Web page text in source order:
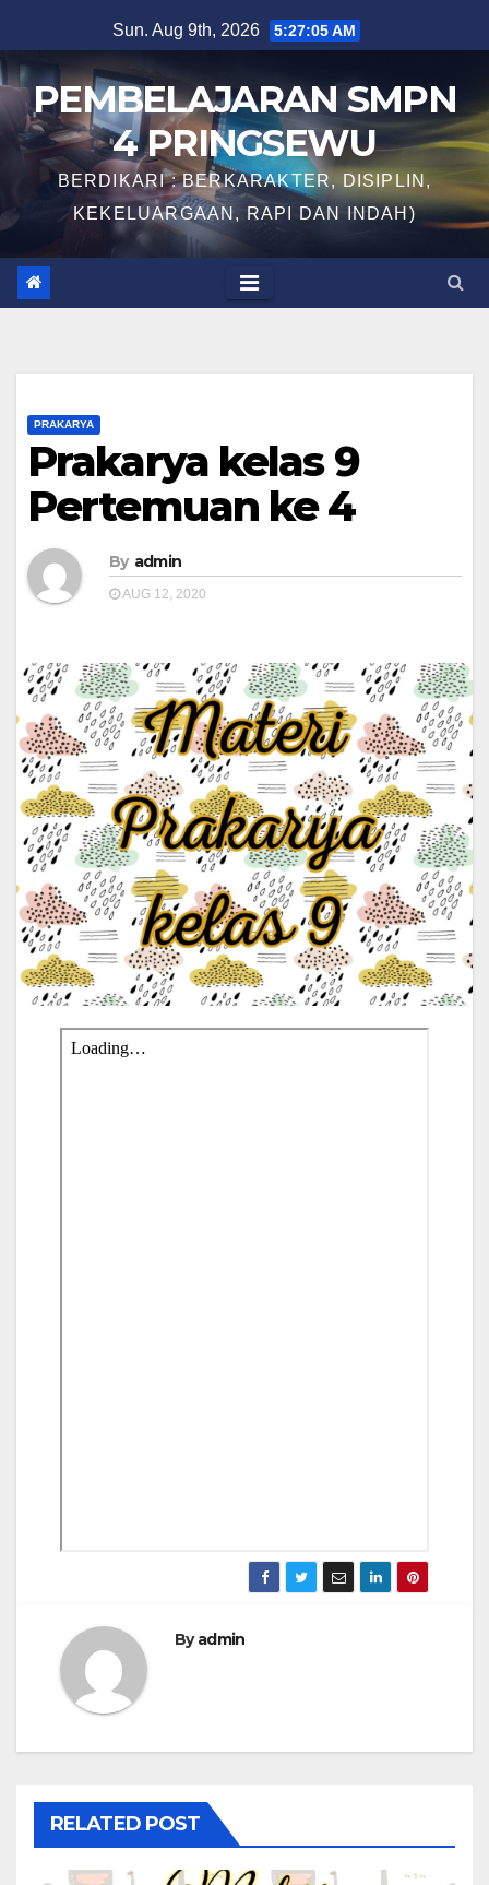
to
content
Sun. Aug 9th, 2026 5:27:06 AM
PEMBELAJARAN SMPN
4 PRINGSEWU
BERDIKARI : BERKARAKTER, DISIPLIN,
KEKELUARGAAN, RAPI DAN INDAH)
PRAKARYA
Prakarya kelas 9
Pertemuan ke 4
By admin
AUG 12, 2020
Byadmin
RELATED POST